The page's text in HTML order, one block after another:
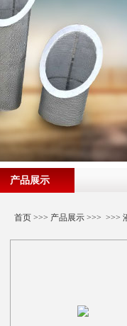
产品展示
首页>>> 产品展示>>> >>>